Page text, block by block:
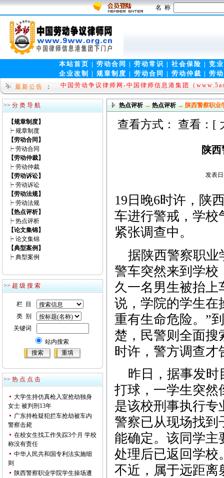
维权热线
名 称
本站首页 | 劳动合同 | 劳动常识 | 社会保险 | 竞
企业改制
| 规章制度 | 劳动合同 | 劳动仲裁 | 劳
最新公告 ：
热烈祝贺中国律师信息港集团(www.5ask.net)成立!
中国劳动争议律师网-中国律师信息港集团（
09]
>> 分 类 导 航
【规章制度】
┝ 规章制度
【劳动合同】
┝ 劳动合同
【劳动仲裁】
┝ 劳动仲裁
【劳动诉讼】
┝ 劳动诉讼
【劳动法规】
┝ 劳动法规
【热点评析】
┝ 热点评析
【论文集锦】
┝ 论文集锦
【典型案例】
┝ 典型案例
>> 超 级 搜 索
栏 目
类 别
关键词
站内搜索
>> 热 点 点 击
大学生持仿真枪入室抢劫独身
女士 被判刑13年
广东持枪疑犯拦车抢劫被车内
警察击毙
在校女生找工作失踪3个月 学校
称没有责任
中华人民共和国专利法实施细
则
陕西警察职业学院学生操场遭
热点评析→ 热点评析→ 陕西警察职业
查看方式： 查看：[
陕
发表
19日晚6时许，陕
车进行警戒，学校
紧张调查中。
据陕西警察职业
警车突然来到学校
久一名男生被抬上
说，学院的学生在
重有生命危险。”
楚，民警则全面搜
时许，警方调查才
昨日，据事发时
打球，一学生突然
是该校刑事执行专
警察已从现场找到
能确定。该同学主
处理后已返回学校
不近，属于远距离